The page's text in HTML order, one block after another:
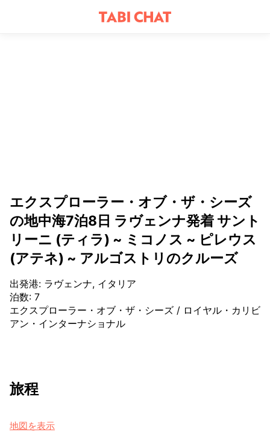
エクスプローラー・オブ・ザ・シーズ
の地中海7泊8日 ラヴェンナ発着 サント
リーニ (ティラ) ~ ミコノス ~ ピレウス
(アテネ) ~ アルゴストリのクルーズ
出発港: ラヴェンナ, イタリア
泊数: 7
エクスプローラー・オブ・ザ・シーズ / ロイヤル・カリビ
アン・インターナショナル
旅程
地図を表示